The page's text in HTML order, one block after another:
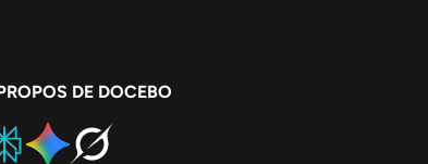
DE DOCEBO